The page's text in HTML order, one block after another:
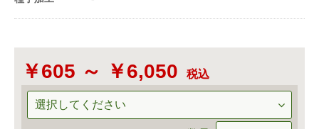
100粒
1m²当たり播種量
（粒数）
20ml当たり粒数
￥605 ～ ￥6,050 税込